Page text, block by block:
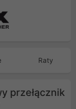
Raty
przełącznik